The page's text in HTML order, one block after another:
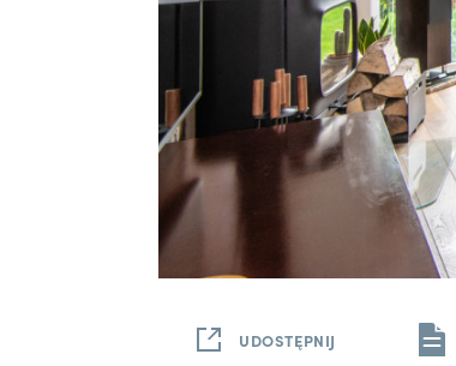
UDOSTĘPNIJ